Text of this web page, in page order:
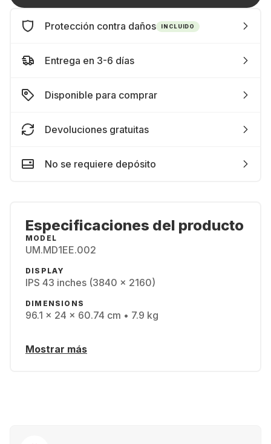
Protección contra daños INCLUIDO
Entrega en 3-6 días
Disponible para comprar
Devoluciones gratuitas
No se requiere depósito
Especificaciones del producto
MODEL
UM.MD1EE.002
DISPLAY
IPS 43 inches (3840 x 2160)
DIMENSIONS
96.1 x 24 x 60.74 cm • 7.9 kg
Mostrar más